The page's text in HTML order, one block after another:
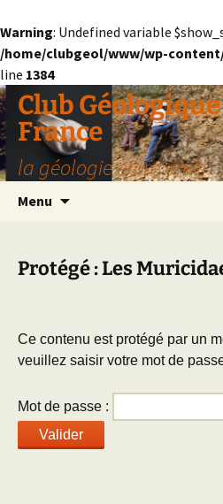
Warning: Undefined variable
/home/clubgeol/www/wp-
line 1384
Aller
au
contenu
Club
France
la géologie entre amis
Menu
Protégé : Les
Ce contenu est protégé par un
veuillez saisir votre mot de
Mot de passe :